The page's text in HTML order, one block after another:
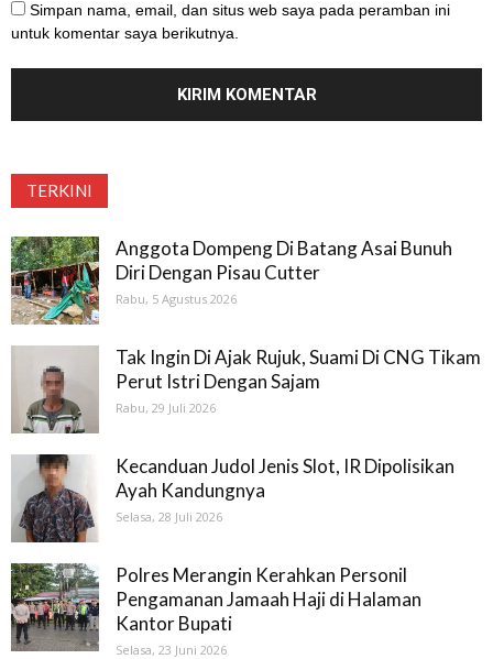
Simpan nama, email, dan situs web saya pada peramban ini
untuk komentar saya berikutnya.
TERKINI
Anggota Dompeng Di Batang Asai Bunuh
Diri Dengan Pisau Cutter
Rabu, 5 Agustus 2026
Tak Ingin Di Ajak Rujuk, Suami Di CNG Tikam
Perut Istri Dengan Sajam
Rabu, 29 Juli 2026
Kecanduan Judol Jenis Slot, IR Dipolisikan
Ayah Kandungnya
Selasa, 28 Juli 2026
Polres Merangin Kerahkan Personil
Pengamanan Jamaah Haji di Halaman
Kantor Bupati
Selasa, 23 Juni 2026